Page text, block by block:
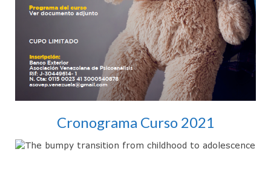
CineForo – Tenemos que hablar de Kevin
CineForo – La Ladrona de Libros
CineForo – Hannan Arendt
Curso de Psicoterapia Psicoanálitica
Actividades del Mes
Actividades Docentes
Cronograma Curso 2021